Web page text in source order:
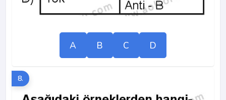
A B C D
8.